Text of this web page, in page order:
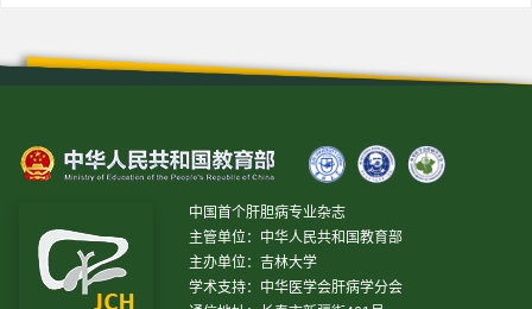
中国首个肝胆病专业杂志
主管单位：中华人民共和国教育部
主办单位：吉林大学
学术支持：中华医学会肝病学分会